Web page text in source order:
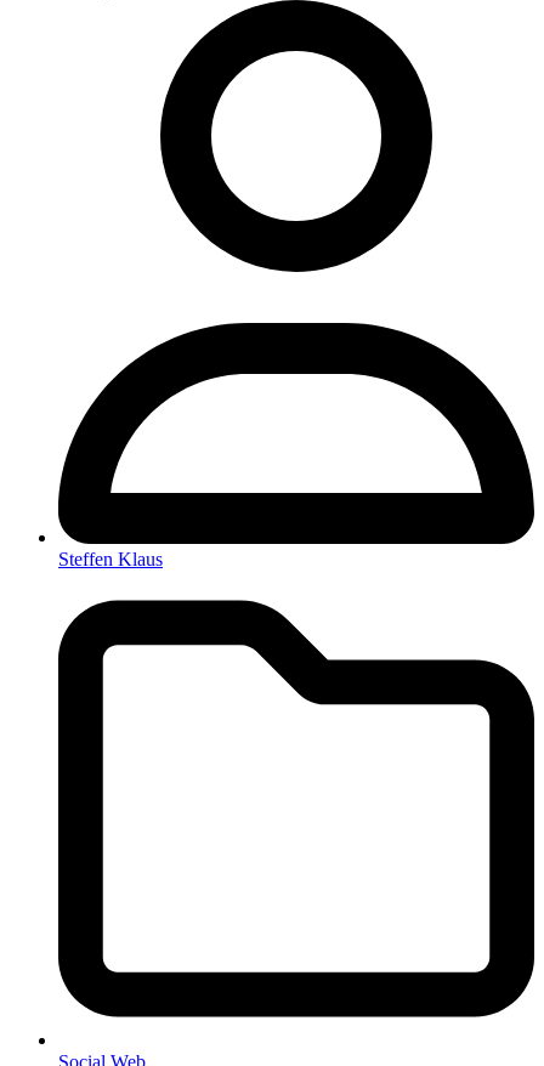
Steffen Klaus
Social Web